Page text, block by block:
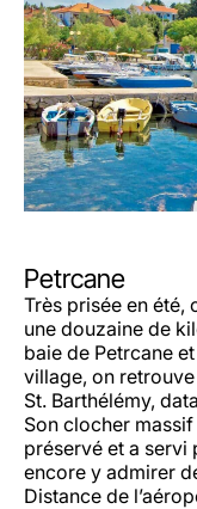
Petrcane
Très prisée en été,
une douzaine de
baie de Petrcane
village, on retrouve
St. Barthélémy,
Son clocher
préservé et a servi
encore y admirer
Distance de